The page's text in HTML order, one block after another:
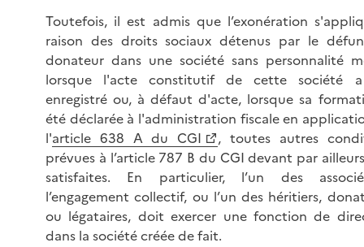
Toutefois, il est admis que l’exonération
raison des droits sociaux détenus par le
donateur dans une société sans personnalité
lorsque l'acte constitutif de cette société
enregistré ou, à défaut d'acte, lorsque sa
été déclarée à l'administration fiscale en
l'article 638 A du CGI
, toutes autres
prévues à l’article 787 B du CGI devant par
satisfaites. En particulier, l’un des
l’engagement collectif, ou l’un des héritiers,
ou légataires, doit exercer une fonction de
dans la société créée de fait.